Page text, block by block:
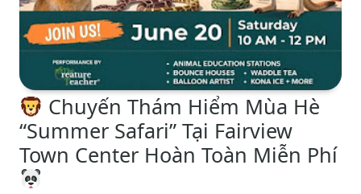
Chuyến Thám Hiểm Mùa Hè
“Summer Safari” Tại Fairview
Town Center Hoàn Toàn Miễn Phí